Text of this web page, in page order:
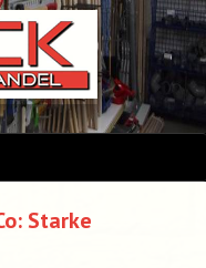
Starke